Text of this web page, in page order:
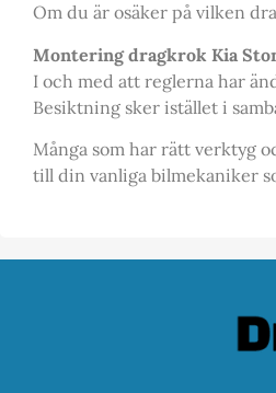
Om du är osäker på vilken
Montering dragkrok Kia
I och med att reglerna har
Besiktning sker istället i
Många som har rätt verktyg
till din vanliga bilmekaniker